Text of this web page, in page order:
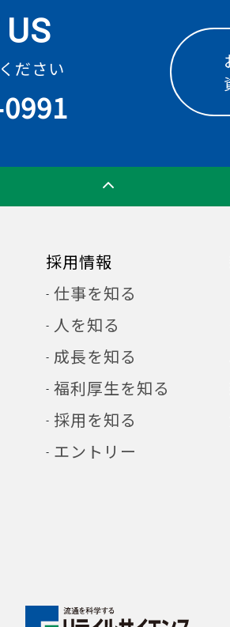
ださい
採用情報
仕事を知る
人を知る
成長を知る
福利厚生を知る
採用を知る
エントリー